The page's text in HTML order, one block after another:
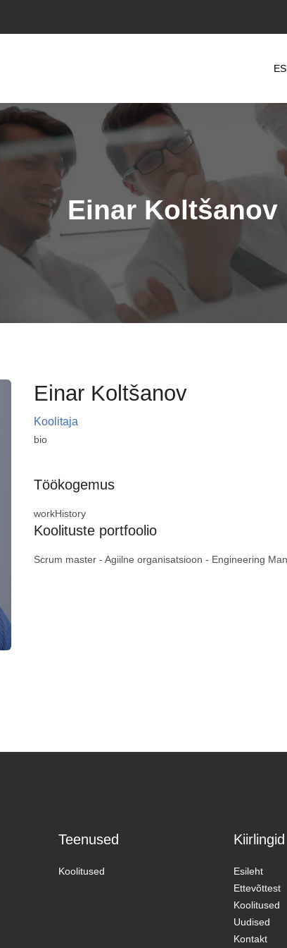
Einar Koltšanov
Einar Koltšanov
Koolitaja
bio
Töökogemus
workHistory
Koolituste portfoolio
Scrum master - Agiilne organisatsioon - Engineering
Teenused
Koolitused
Kiirlingid
Esileht
Ettevõttest
Koolitused
Uudised
Kontakt